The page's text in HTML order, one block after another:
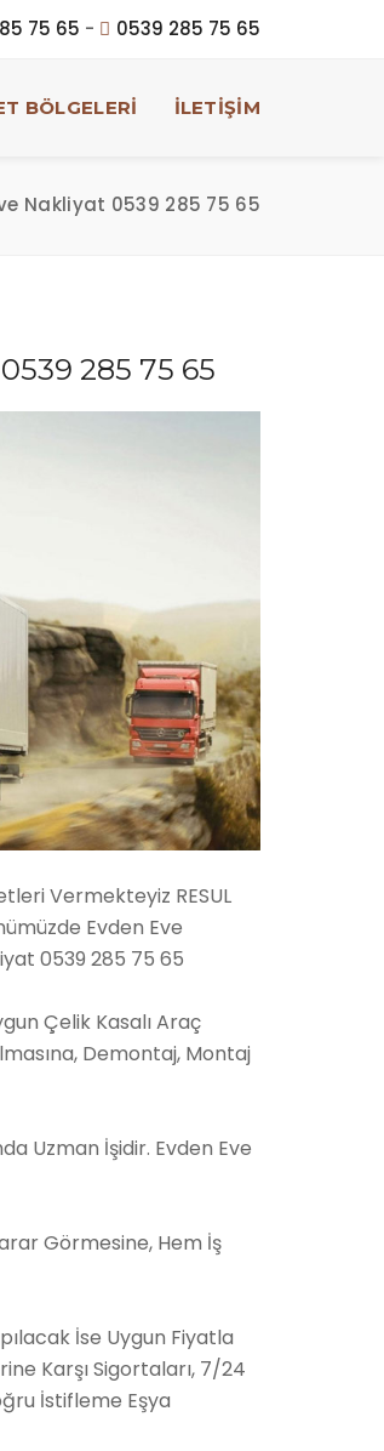
75 65 - 0539 285 75 65
BÖLGELERİ İLETİŞİM
Nakliyat 0539 285 75 65
285 75 65
Vermekteyiz RESUL
Evden Eve
0539 285 75 65
Çelik Kasalı Araç
Demontaj, Montaj
Uzman İşidir. Evden Eve
Görmesine, Hem İş
İse Uygun Fiyatla
Karşı Sigortaları, 7/24
İstifleme Eşya